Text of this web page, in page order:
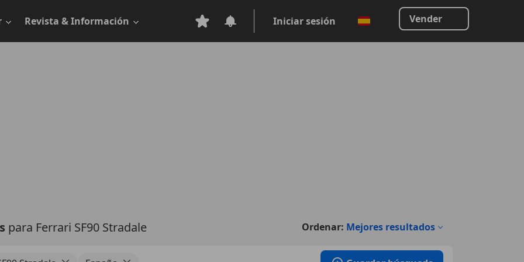
Revista & Información Iniciar sesión Vender
para Ferrari SF90 Stradale Ordenar: Mejores resultados